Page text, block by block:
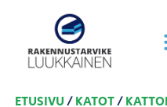
ETUSIVU/KATOT/